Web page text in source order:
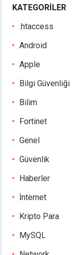
KATEGORILER
.htaccess
Android
Apple
Bilgi Güvenliği
Bilim
Fortinet
Genel
Güvenlik
Haberler
İnternet
Kripto Para
MySQL